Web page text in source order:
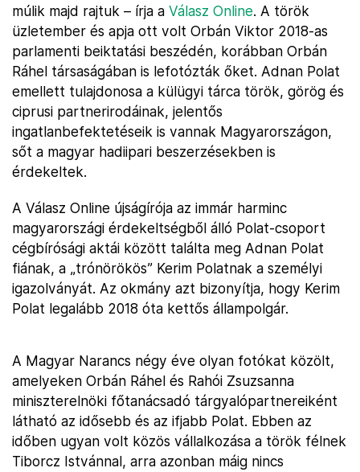
múlik majd rajtuk – írja a Válasz Online. A török
üzletember és apja ott volt Orbán Viktor 2018-as
parlamenti beiktatási beszédén, korábban Orbán
Ráhel társaságában is lefotózták őket. Adnan Polat
emellett tulajdonosa a külügyi tárca török, görög és
ciprusi partnerirodáinak, jelentős
ingatlanbefektetéseik is vannak Magyarországon,
sőt a magyar hadiipari beszerzésekben is
érdekeltek.
A Válasz Online újságírója az immár harminc
magyarországi érdekeltségből álló Polat-csoport
cégbírósági aktái között találta meg Adnan Polat
fiának, a „trónörökös” Kerim Polatnak a személyi
igazolványát. Az okmány azt bizonyítja, hogy Kerim
Polat legalább 2018 óta kettős állampolgár.
A Magyar Narancs négy éve olyan fotókat közölt,
amelyeken Orbán Ráhel és Rahói Zsuzsanna
miniszterelnöki főtanácsadó tárgyalópartnereiként
látható az idősebb és az ifjabb Polat. Ebben az
időben ugyan volt közös vállalkozása a török félnek
Tiborcz Istvánnal, arra azonban máig nincs